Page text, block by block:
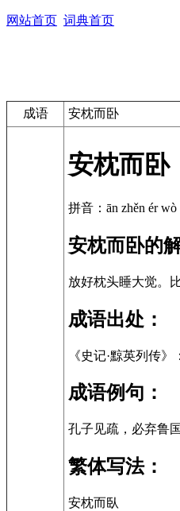
网站首页 词典首页
成语 安枕而卧
安枕而卧
拼音：ān zhěn ér
安枕而卧的
放好枕头睡大觉。
成语出处：
《史记·黥英列传
成语例句：
孔子见疏，必弃鲁
繁体写法：
安枕而臥